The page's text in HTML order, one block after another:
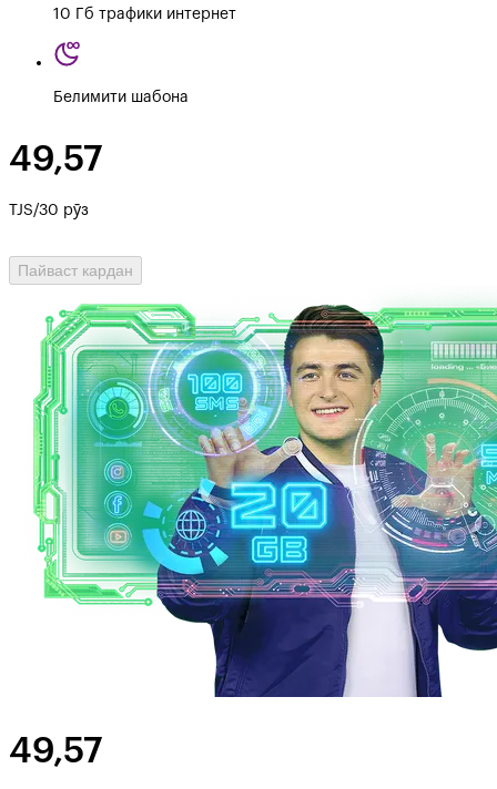
10 Гб трафики интернет
Белимити шабона
49,57
TJS/30 рӯз
Пайваст кардан
49,57